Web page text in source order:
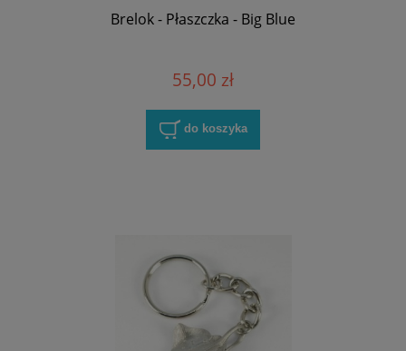
Brelok - Płaszczka - Big Blue
55,00 zł
do koszyka